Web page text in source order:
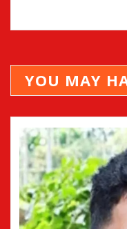
YOU MAY